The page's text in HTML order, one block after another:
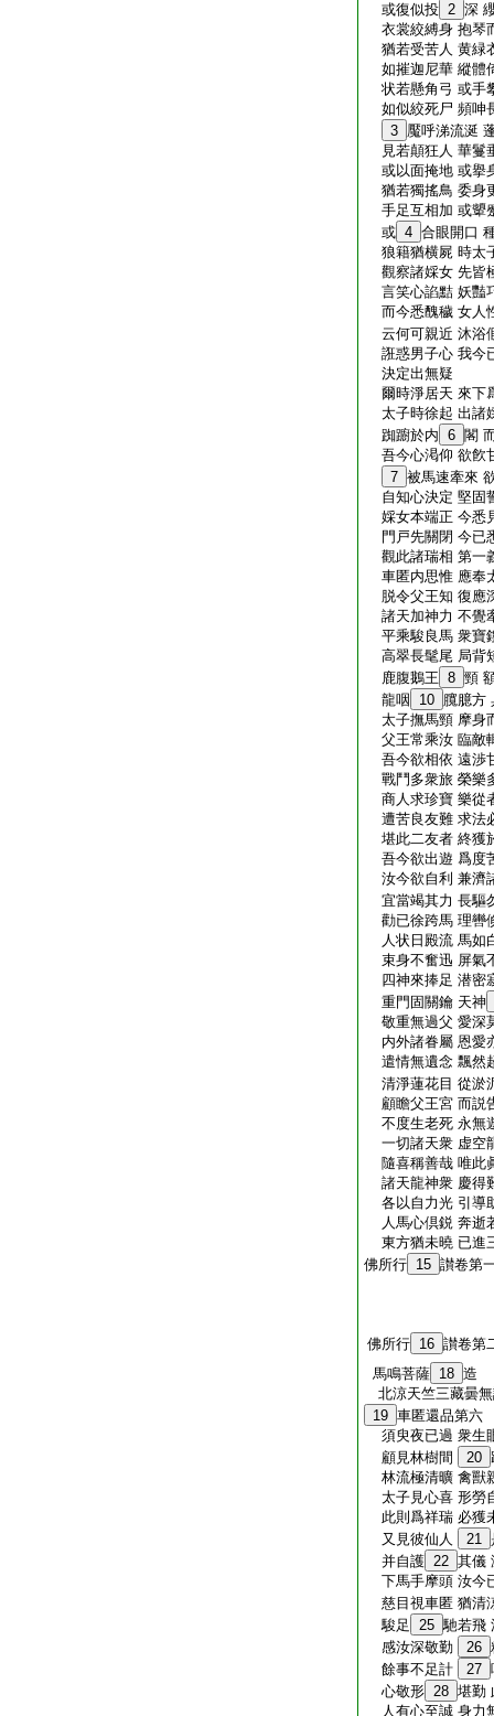
或復似投 2 深
衣裳絞縛身 抱琴
猶若受苦人 黄緑
如摧迦尼華 縱體
状若懸角弓 或手
如似絞死尸 頻呻
3 魘呼涕流涎
見若顛狂人 華鬘
或以面掩地 或擧
猶若獨搖鳥 委身
手足互相加 或顰
或 4 合眼開口
狼籍猶横屍 時太
觀察諸婇女 先皆
言笑心諂黠 妖豔
而今悉醜穢 女人
云何可親近 沐浴
誑惑男子心 我今
決定出無疑
爾時淨居天 來下
太子時徐起 出諸
踟躕於内 6 閣
吾今心渇仰 欲飮
7 被馬速牽來
自知心決定 堅固
婇女本端正 今悉
門戸先關閉 今已
觀此諸瑞相 第一
車匿内思惟 應奉
脱令父王知 復應
諸天加神力 不覺
平乘駿良馬 衆寶
高翠長髦尾 局背
鹿腹鵝王 8 頸
龍咽
10 臗臆方
太子撫馬頸 摩身
父王常乘汝 臨敵
吾今欲相依 遠渉
戰鬥多衆旅 榮樂
商人求珍寶 樂從
遭苦良友難 求法
堪此二友者 終獲
吾今欲出遊 爲度
汝今欲自利 兼濟
宜當竭其力 長驅
勸已徐跨馬 理轡
人状日殿流 馬如
束身不奮迅 屏氣
四神來捧足 潜密
重門固關鑰 天神
敬重無過父 愛深
内外諸眷屬 恩愛
遣情無遺念 飄然
清淨蓮花目 從淤
顧瞻父王宮 而説
不度生老死 永無
一切諸天衆 虚空
隨喜稱善哉 唯此
諸天龍神衆 慶得
各以自力光 引導
人馬心倶鋭 奔逝
東方猶未曉 已進
佛所行 15 讃卷第
佛所行 16 讃卷第
馬鳴菩薩 18 造
北涼天竺三藏曇
19 車匿還品第六
須臾夜已過 衆生
顧見林樹間
20
林流極清曠 禽獸
太子見心喜 形勞
此則爲祥瑞 必獲
又見彼仙人
21
并自護 22 其儀
下馬手摩頭 汝今
慈目視車匿 猶清
駿足
25 馳若飛
感汝深敬勤
26
餘事不足計
27
心敬形 28 堪勤
人有心至誠 身力